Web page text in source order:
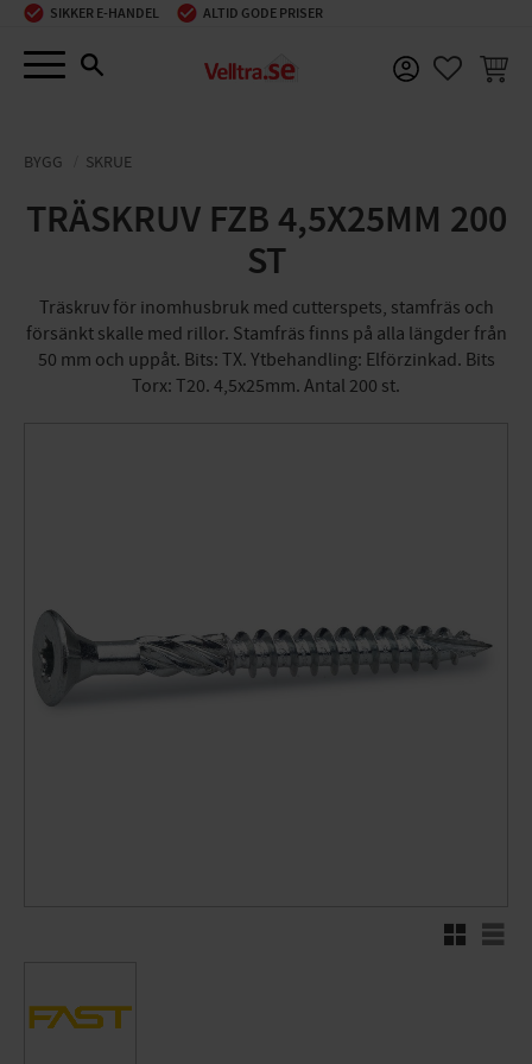
Menu
SIKKER E-HANDEL ALTID GODE PRISER
BYGG SKRUE
TRÄSKRUV FZB 4,5X25MM 200
ST
Träskruv för inomhusbruk med cutterspets, stamfräs och
försänkt skalle med rillor. Stamfräs finns på alla längder från
50 mm och uppåt. Bits: TX. Ytbehandling: Elförzinkad. Bits
Torx: T20. 4,5x25mm. Antal 200 st.
RutenettListe